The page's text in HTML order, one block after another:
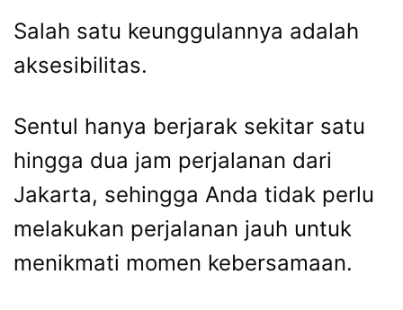
Salah satu keunggulannya adalah
aksesibilitas.
Sentul hanya berjarak sekitar satu
hingga dua jam perjalanan dari
Jakarta, sehingga Anda tidak perlu
melakukan perjalanan jauh untuk
menikmati momen kebersamaan.